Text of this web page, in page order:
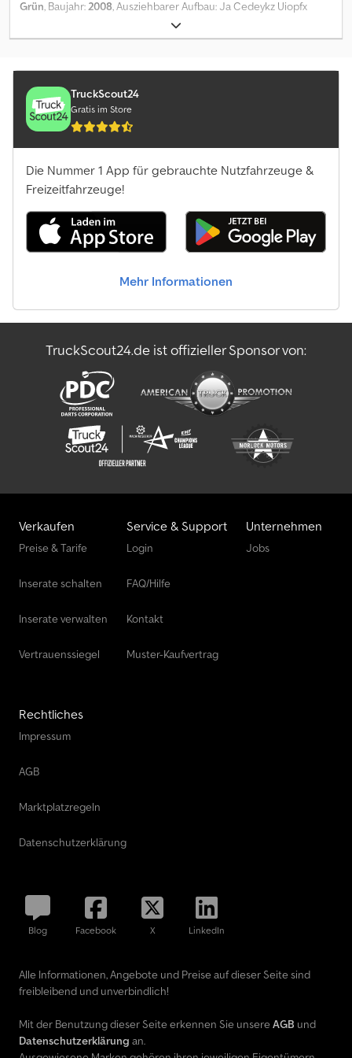
Gewichte Zuladung: 155.000 kg zGG: 41.000 kg Zustand
Technischer Zustand: sehr gut Optischer Zustand: sehr gut
Grün , Baujahr: 2008 , Ausziehbarer Aufbau: Ja Cedeykz Uiopfx
Acnsha Technischer Zustand: sehr gut Optischer Zustand: sehr
gut
TruckScout24
Gratis im Store
Die Nummer 1 App für gebrauchte Nutzfahrzeuge &
Freizeitfahrzeuge!
Mehr Informationen
TruckScout24.de ist offizieller Sponsor von:
Verkaufen
Preise & Tarife
Inserate schalten
Inserate verwalten
Vertrauenssiegel
Service & Support
Login
FAQ/Hilfe
Kontakt
Muster-Kaufvertrag
Unternehmen
Jobs
Rechtliches
Impressum
AGB
Marktplatzregeln
Datenschutzerklärung
Blog Facebook X LinkedIn
Alle Informationen, Angebote und Preise auf dieser Seite sind
freibleibend und unverbindlich!
Mit der Benutzung dieser Seite erkennen Sie unsere AGB und
Datenschutzerklärung an.